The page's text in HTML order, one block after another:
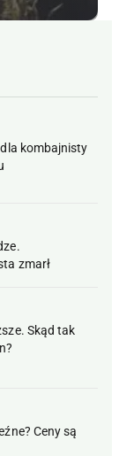
kombajnisty
zmarł
Skąd tak
Ceny są